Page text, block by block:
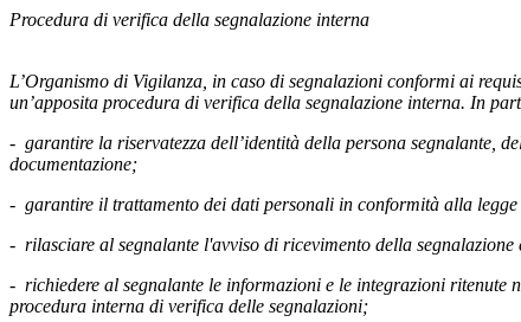
Procedura di verifica della segnalazione interna
L’Organismo di Vigilanza, in caso di segnalazioni conformi ai
un’apposita procedura di verifica della segnalazione interna. In
- garantire la riservatezza dell’identità della persona segnalante,
documentazione;
- garantire il trattamento dei dati personali in conformità alla
- rilasciare al segnalante l'avviso di ricevimento della
- richiedere al segnalante le informazioni e le integrazioni ritenute
procedura interna di verifica delle segnalazioni;